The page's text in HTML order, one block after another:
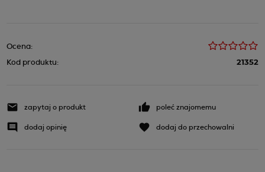
Ocena:
Kod produktu:
21352
zapytaj o produkt poleć znajomemu
dodaj opinię dodaj do przechowalni